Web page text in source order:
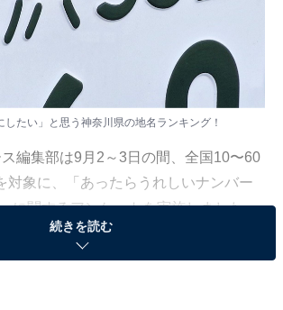
したい」と思う神奈川県の地名ランキング！
編集部は9月2～3日の間、全国10〜60
対象に、「あったらうれしいナンバー
に関するアンケートを実施しました。
から、「ナンバープレートにしたいと
名」ランキングを紹介します！
続きを読む